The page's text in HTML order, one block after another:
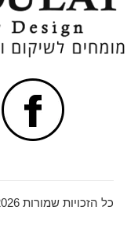
כל הזכויות שמורות azoulay-style 2026 |